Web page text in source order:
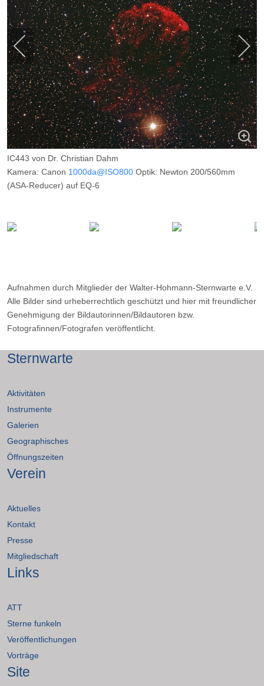
IC443 von Dr. Christian Dahm
Kamera: Canon 1000da@ISO800 Optik: Newton 200/560mm
(ASA-Reducer) auf EQ-6
Ort: Wilkenberg (Sauerland)
Aufnahmen durch Mitglieder der Walter-Hohmann-Sternwarte e.V.
Alle Bilder sind urheberrechtlich geschützt und hier mit freundlicher
Genehmigung der Bildautorinnen/Bildautoren bzw.
Fotografinnen/Fotografen veröffentlicht.
Sternwarte
Aktivitäten
Instrumente
Galerien
Geographisches
Öffnungszeiten
Verein
Aktuelles
Kontakt
Presse
Mitgliedschaft
Links
ATT
Sterne funkeln
Veröffentlichungen
Vorträge
Site